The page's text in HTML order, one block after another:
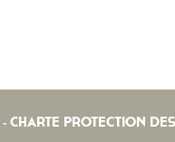
- CHARTE PROTECTION DES